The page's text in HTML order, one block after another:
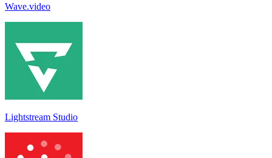
Wave.video
Lightstream Studio